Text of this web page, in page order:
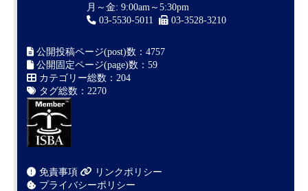
月～金: 9:00am～5:30pm
03-5530-5011
03-3528-3210
公開投稿ページ(post)数：4757
公開固定ページ(page)数：59
カテゴリー総数：204
タグ総数：2270
免責事項
リンクポリシー
プライバシーポリシー